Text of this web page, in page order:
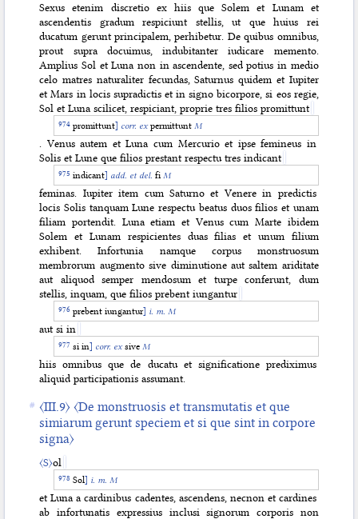
Sexus etenim discretio ex hiis que Solem et Lunam et
ascendentis gradum respiciunt stellis, ut que huius rei
ducatum gerunt principalem, perhibetur. De quibus omnibus,
prout supra docuimus, indubitanter iudicare memento.
Amplius Sol et Luna non in ascendente, sed potius in medio
celo matres naturaliter fecundas, Saturnus quidem et Iupiter
et Mars in locis supradictis et in signo bicorpore, si eos regie,
Sol et Luna scilicet, respiciant, proprie tres filios promittunt
promittunt] corr. expermittunt M
. Venus autem et Luna cum Mercurio et ipse femineus in
Solis et Lune que filios prestant respectu tres indicant
indicant] add. et del. fiM
feminas. Iupiter item cum Saturno et Venere in predictis
locis Solis tanquam Lune respectu beatus duos filios et unam
filiam portendit. Luna etiam et Venus cum Marte ibidem
Solem et Lunam respicientes duas filias et unum filium
exhibent. Infortunia namque corpus monstruosum
membrorum augmento sive diminutione aut saltem ariditate
aut aliquod semper mendosum et turpe conferunt, dum
stellis, inquam, que filios prebent iungantur
prebent iungantur] i. m. M
aut si in
si in] corr. exsiveM
hiis omnibus que de ducatu et significatione prediximus
aliquid participationis assumant.
〈III.9〉 〈De monstruosis et transmutatis et que
simiarum gerunt speciem et si que sint in corpore
signa〉
〈S〉ol
Sol] i. m. M
et Luna a cardinibus cadentes, ascendens, necnon et cardines
ab infortunatis expressius inclusi signorum corporis non